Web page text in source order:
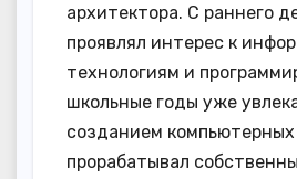
архитектора. С раннего
проявлял интерес к
технологиям и
школьные годы уже
созданием компьютерных
прорабатывал